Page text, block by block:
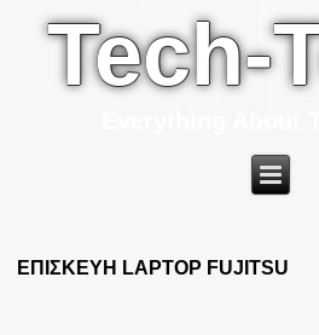
Tech-
ΕΠΙΣΚΕΥΗ LAPTOP FUJITSU